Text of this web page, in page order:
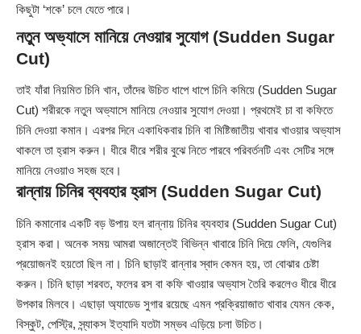
কিছুটা ‘শকে’ চলে যেতে পারে।
নতুন অভ্যাসে মানিয়ে নেওয়ার সুযোগ (Sudden Sugar
Cut)
তাই যাঁরা নিয়মিত চিনি খান, তাঁদের উচিত ধাপে ধাপে চিনি কমিয়ে (Sudden Sugar
Cut) শরীরকে নতুন অভ্যাসে মানিয়ে নেওয়ার সুযোগ দেওয়া। প্রথমেই চা বা কফিতে
চিনি দেওয়া কমান। এরপর দিনে একাধিকবার চিনি বা মিষ্টিজাতীয় খাবার খাওয়ার অভ্যাস
থাকলে তা হ্রাস করুন। ধীরে ধীরে শরীর বুঝে নিতে পারবে পরিবর্তনটি এবং সেটির সঙ্গে
মানিয়ে নেওয়াও সহজ হবে।
রান্নায় চিনির ব্যবহার হ্রাস (Sudden Sugar Cut)
চিনি কমানোর একটি বড় উপায় হল রান্নায় চিনির ব্যবহার (Sudden Sugar Cut)
হ্রাস করা। অনেক সময় আমরা অজান্তেই বিভিন্ন খাবারে চিনি দিয়ে ফেলি, যেগুলির
প্রয়োজনই হয়তো ছিল না। চিনি ছাড়াই রান্নার স্বাদ কেমন হয়, তা বোঝার চেষ্টা
করুন। চিনি ছাড়া শরবত, ফলের রস বা কফি খাওয়ার অভ্যাস তৈরি করলেও ধীরে ধীরে
উপকার মিলবে। এছাড়া অ্যাডেড সুগার রয়েছে এমন প্রক্রিয়াজাত খাবার যেমন কেক,
বিস্কুট, পেস্ট্রি, স্ন্যাকস ইত্যাদি যতটা সম্ভব এড়িয়ে চলা উচিত।